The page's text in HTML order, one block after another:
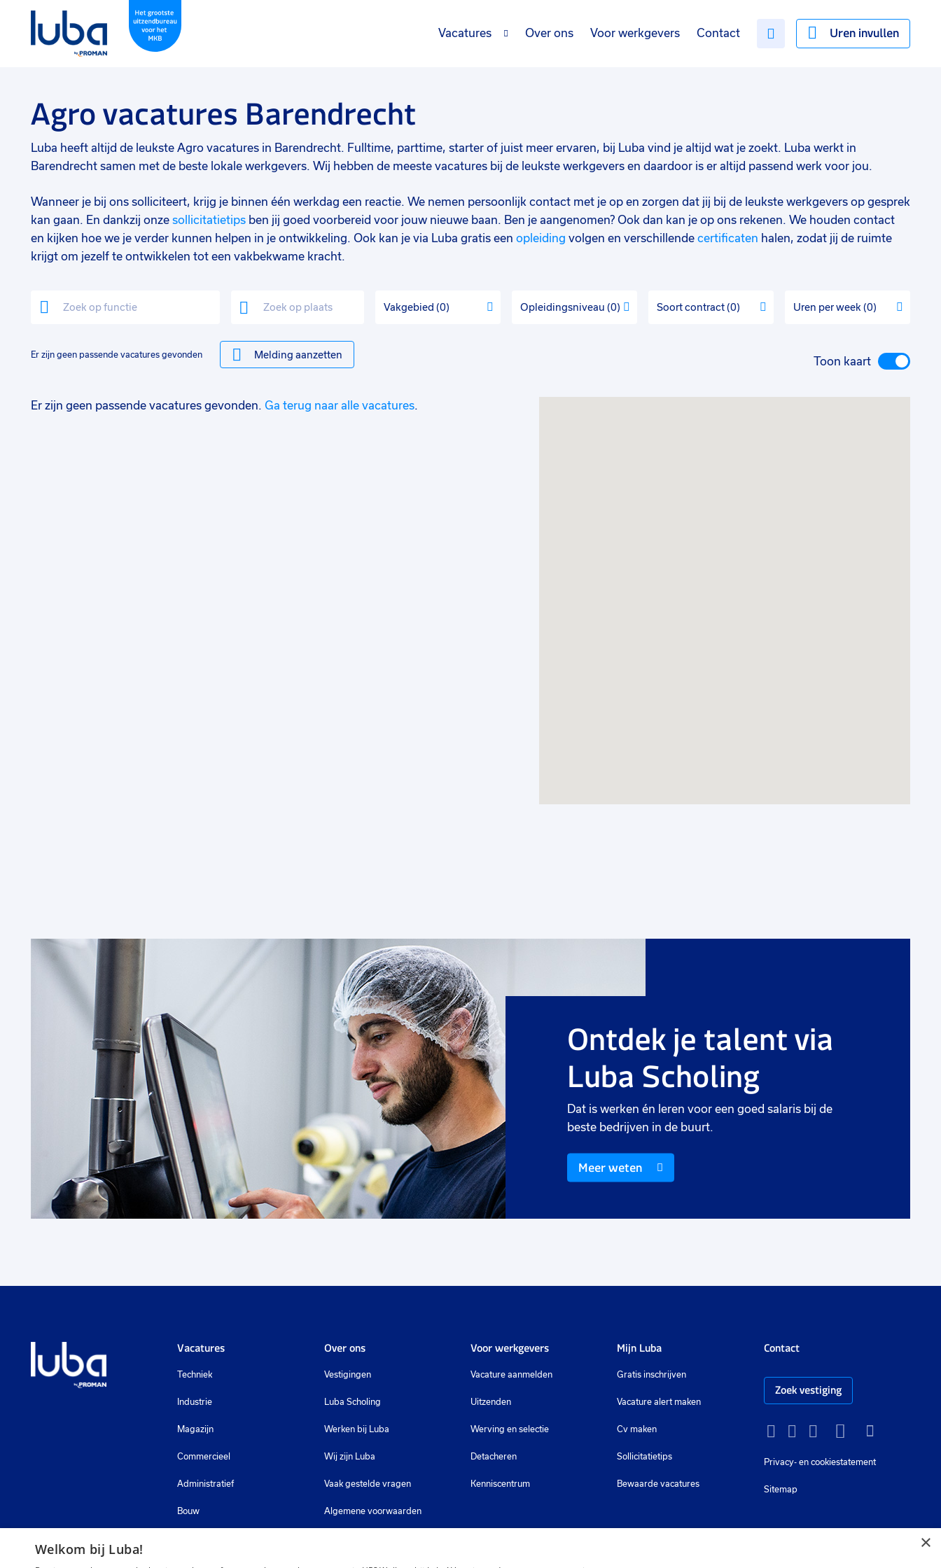
Uren invullen
Vacatures Over ons Voor werkgevers Contact
Agro vacatures Barendrecht
Luba heeft altijd de leukste Agro vacatures in Barendrecht. Fulltime, parttime, starter of juist meer ervaren, bij Luba vind je altijd wat je zoekt. Luba werkt in
Barendrecht samen met de beste lokale werkgevers. Wij hebben de meeste vacatures bij de leukste werkgevers en daardoor is er altijd passend werk voor jou.
Wanneer je bij ons solliciteert, krijg je binnen één werkdag een reactie. We nemen persoonlijk contact met je op en zorgen dat jij bij de leukste werkgevers op gesprek
kan gaan. En dankzij onze sollicitatietips ben jij goed voorbereid voor jouw nieuwe baan. Ben je aangenomen? Ook dan kan je op ons rekenen. We houden contact
en kijken hoe we je verder kunnen helpen in je ontwikkeling. Ook kan je via Luba gratis een opleiding volgen en verschillende certificaten halen, zodat jij de ruimte
krijgt om jezelf te ontwikkelen tot een vakbekwame kracht.
Vakgebied 0 Opleidingsniveau 0 Soort contract 0 Uren per week 0
Er zijn geen passende vacatures gevonden Melding aanzetten Toon kaart
Er zijn geen passende vacatures gevonden. Ga terug naar alle vacatures.
Ontdek je talent via
Luba Scholing
Dat is werken én leren voor een goed salaris bij de
beste bedrijven in de buurt.
Meer weten
Vacatures
Techniek
Industrie
Magazijn
Commercieel
Administratief
Bouw
Over ons
Vestigingen
Luba Scholing
Werken bij Luba
Wij zijn Luba
Vaak gestelde vragen
Algemene voorwaarden
Voor werkgevers
Vacature aanmelden
Uitzenden
Werving en selectie
Detacheren
Kenniscentrum
Mijn Luba
Gratis inschrijven
Vacature alert maken
Cv maken
Sollicitatietips
Bewaarde vacatures
Contact
Zoek vestiging
Privacy- en cookiestatement
Sitemap
×
Welkom bij Luba!